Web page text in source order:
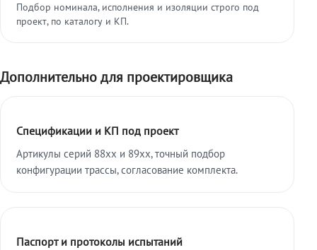
Подбор номинала, исполнения и изоляции строго под
проект, по каталогу и КП.
Дополнительно для проектировщика
Спецификации и КП под проект
Артикулы серий 88xx и 89xx, точный подбор
конфигурации трассы, согласование комплекта.
Паспорт и протоколы испытаний